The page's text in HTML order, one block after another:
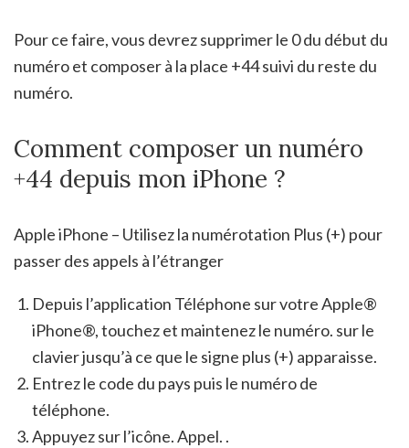
Pour ce faire, vous devrez supprimer le 0 du début du
numéro et composer à la place +44 suivi du reste du
numéro.
Comment composer un numéro
+44 depuis mon iPhone ?
Apple iPhone – Utilisez la numérotation Plus (+) pour
passer des appels à l’étranger
Depuis l’application Téléphone sur votre Apple®
iPhone®, touchez et maintenez le numéro. sur le
clavier jusqu’à ce que le signe plus (+) apparaisse.
Entrez le code du pays puis le numéro de
téléphone.
Appuyez sur l’icône. Appel. .